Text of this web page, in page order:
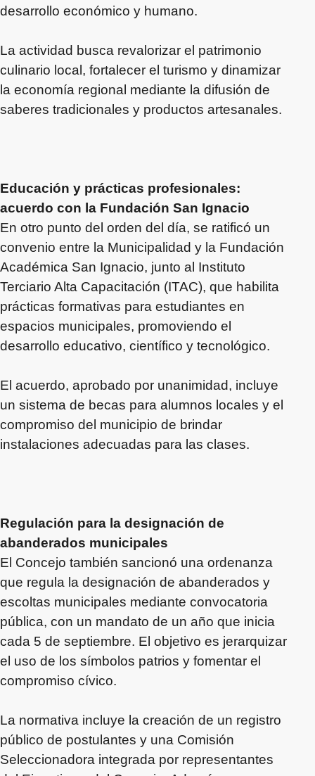
desarrollo económico y humano.
La actividad busca revalorizar el patrimonio
culinario local, fortalecer el turismo y dinamizar
la economía regional mediante la difusión de
saberes tradicionales y productos artesanales.
Educación y prácticas profesionales:
acuerdo con la Fundación San Ignacio
En otro punto del orden del día, se ratificó un
convenio entre la Municipalidad y la Fundación
Académica San Ignacio, junto al Instituto
Terciario Alta Capacitación (ITAC), que habilita
prácticas formativas para estudiantes en
espacios municipales, promoviendo el
desarrollo educativo, científico y tecnológico.
El acuerdo, aprobado por unanimidad, incluye
un sistema de becas para alumnos locales y el
compromiso del municipio de brindar
instalaciones adecuadas para las clases.
Regulación para la designación de
abanderados municipales
El Concejo también sancionó una ordenanza
que regula la designación de abanderados y
escoltas municipales mediante convocatoria
pública, con un mandato de un año que inicia
cada 5 de septiembre. El objetivo es jerarquizar
el uso de los símbolos patrios y fomentar el
compromiso cívico.
La normativa incluye la creación de un registro
público de postulantes y una Comisión
Seleccionadora integrada por representantes